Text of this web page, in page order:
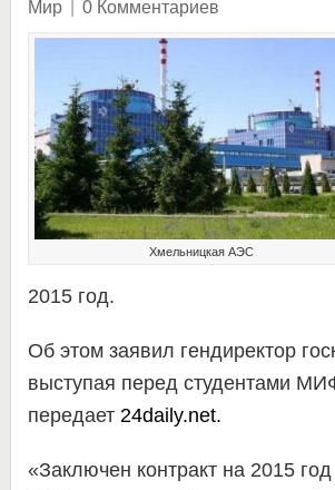
Мир | 0 Комментариев
Хмельницкая АЭС
2015 год.
Об этом заявил гендиректор
выступая перед студентами
передает24daily.net.
«Заключен контракт на 2015